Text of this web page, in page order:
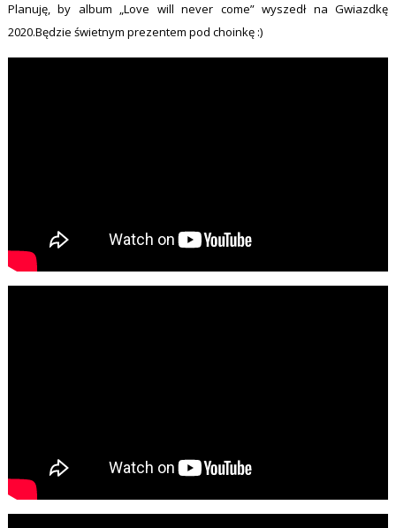
Planuję, by album „Love will never come” wyszedł na Gwiazdkę
2020.Będzie świetnym prezentem pod choinkę :)